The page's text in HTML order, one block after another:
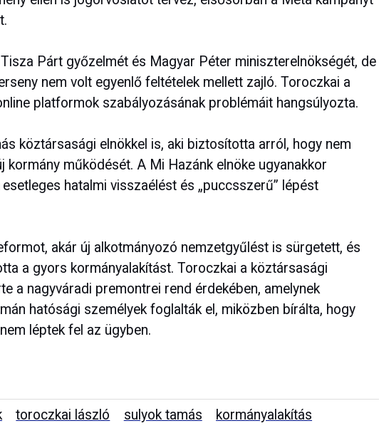
Párt győzelmét és Magyar Péter miniszterelnökségét, de
nem volt egyenlő feltételek mellett zajló. Toroczkai a
platformok szabályozásának problémáit hangsúlyozta.
köztársasági elnökkel is, aki biztosította arról, hogy nem
kormány működését. A Mi Hazánk elnöke ugyanakkor
hatalmi visszaélést és „puccsszerű” lépést
akár új alkotmányozó nemzetgyűlést is sürgetett, és
a gyors kormányalakítást. Toroczkai a köztársasági
a nagyváradi premontrei rend érdekében, amelynek
hatósági személyek foglalták el, miközben bírálta, hogy
léptek fel az ügyben.
toroczkai lászló sulyok tamás kormányalakítás